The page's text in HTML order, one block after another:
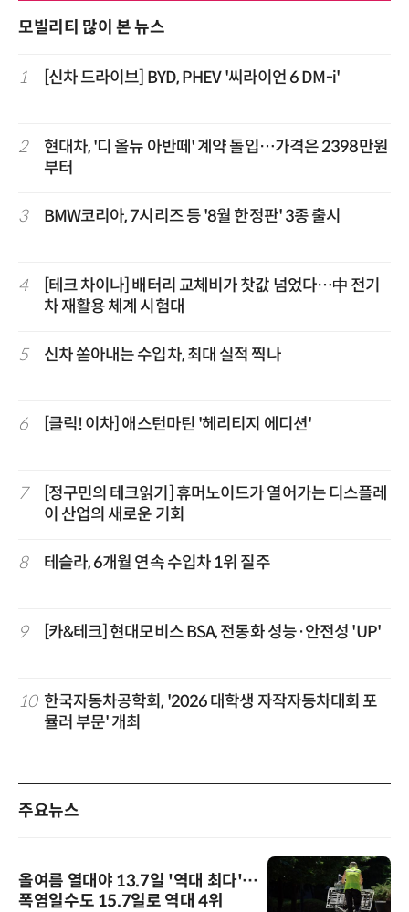
모빌리티 많이 본 뉴스
1 [신차 드라이브] BYD, PHEV '씨라이언 6 DM-i'
2
현대차, '디 올뉴 아반떼' 계약 돌입…가격은 2398만원
부터
3 BMW코리아, 7시리즈 등 '8월 한정판' 3종 출시
4
[테크 차이나] 배터리 교체비가 찻값 넘었다…中 전기
차 재활용 체계 시험대
5 신차 쏟아내는 수입차, 최대 실적 찍나
6 [클릭! 이차] 애스턴마틴 '헤리티지 에디션'
7
[정구민의 테크읽기] 휴머노이드가 열어가는 디스플레
이 산업의 새로운 기회
8 테슬라, 6개월 연속 수입차 1위 질주
9 [카&테크] 현대모비스 BSA, 전동화 성능·안전성 'UP'
10 한국자동차공학회, '2026 대학생 자작자동차대회 포
뮬러 부문' 개최
주요뉴스
올여름 열대야 13.7일 '역대 최다'…
폭염일수도 15.7일로 역대 4위